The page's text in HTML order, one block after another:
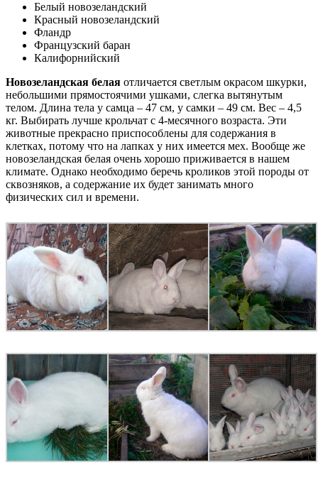
Белый новозеландский
Красный новозеландский
Фландр
Французский баран
Калифорнийский
Новозеландская белая отличается светлым окрасом шкурки,
небольшими прямостоячими ушками, слегка вытянутым
телом. Длина тела у самца – 47 см, у самки – 49 см. Вес – 4,5
кг. Выбирать лучше крольчат с 4-месячного возраста. Эти
животные прекрасно приспособлены для содержания в
клетках, потому что на лапках у них имеется мех. Вообще же
новозеландская белая очень хорошо приживается в нашем
климате. Однако необходимо беречь кроликов этой породы от
сквозняков, а содержание их будет занимать много
физических сил и времени.